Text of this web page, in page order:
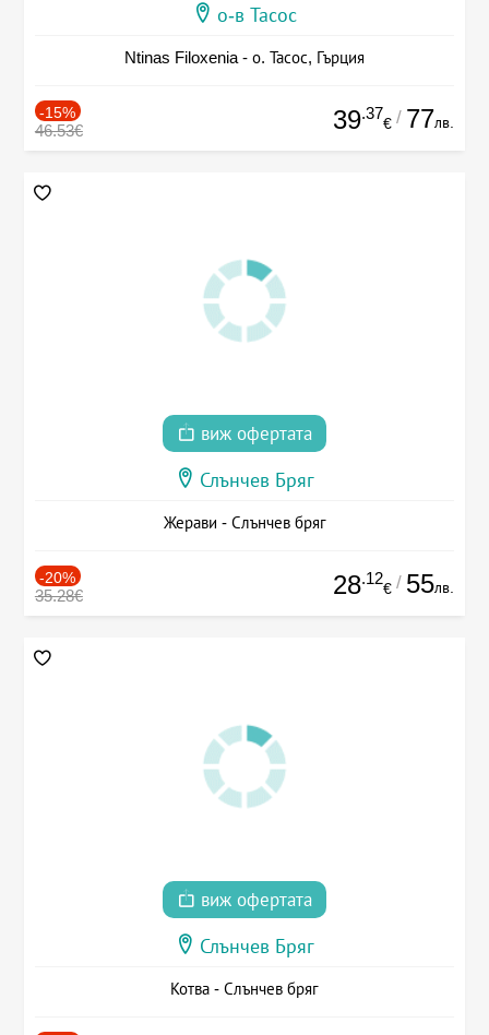
о-в Тасос
Ntinas Filoxenia - о. Тасос, Гърция
-15%
46.53€ 39.37
€ / 77лв.
виж офертата
Слънчев Бряг
Жерави - Слънчев бряг
-20%
35.28€ 28.12
€ / 55лв.
виж офертата
Слънчев Бряг
Котва - Слънчев бряг